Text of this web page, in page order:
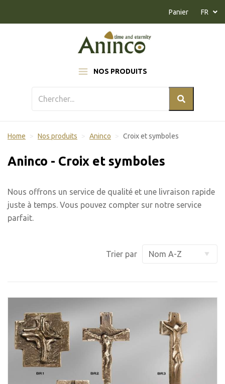
NOS PRODUITS
Panier FR
Home Nos produits Aninco Croix et symboles
Aninco - Croix et symboles
Nous offrons un service de qualité et une livraison rapide
juste à temps. Vous pouvez compter sur notre service
parfait.
Trier par